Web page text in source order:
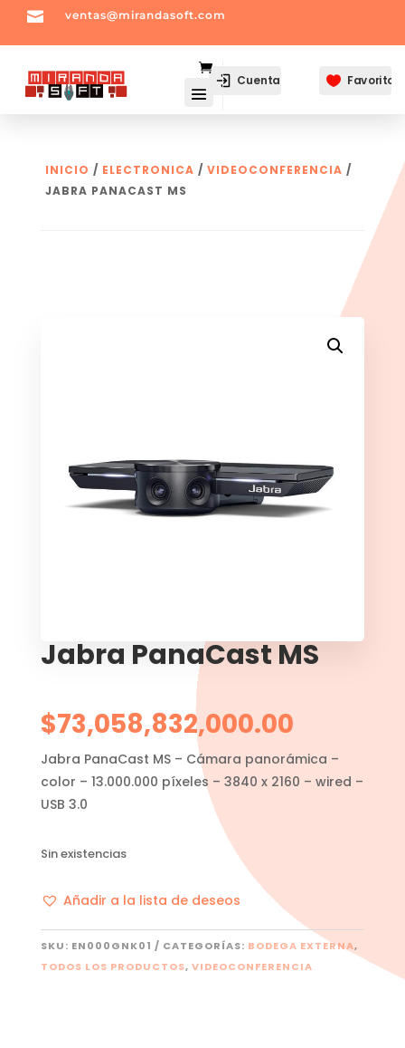
 ventas@mirandasoft.com
Cuenta  Favoritos
INICIO / ELECTRONICA / VIDEOCONFERENCIA /
JABRA PANACAST MS
Jabra PanaCast MS
$73,058,832,000.00
Jabra PanaCast MS – Cámara panorámica –
color – 13.000.000 píxeles – 3840 x 2160 – wired –
USB 3.0
Sin existencias
Añadir a la lista de deseos
SKU: EN000GNK01 CATEGORÍAS: BODEGA EXTERNA,
TODOS LOS PRODUCTOS, VIDEOCONFERENCIA